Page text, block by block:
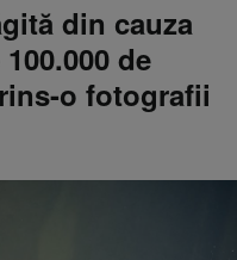
din cauza
de
o fotografii